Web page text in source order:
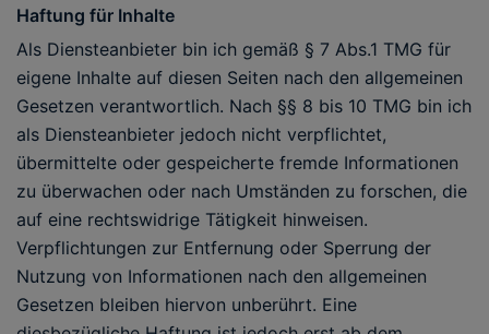
Haftung für Inhalte
Als Diensteanbieter bin ich gemäß § 7 Abs.1 TMG für
eigene Inhalte auf diesen Seiten nach den allgemeinen
Gesetzen verantwortlich. Nach §§ 8 bis 10 TMG bin ich
als Diensteanbieter jedoch nicht verpflichtet,
übermittelte oder gespeicherte fremde Informationen
zu überwachen oder nach Umständen zu forschen, die
auf eine rechtswidrige Tätigkeit hinweisen.
Verpflichtungen zur Entfernung oder Sperrung der
Nutzung von Informationen nach den allgemeinen
Gesetzen bleiben hiervon unberührt. Eine